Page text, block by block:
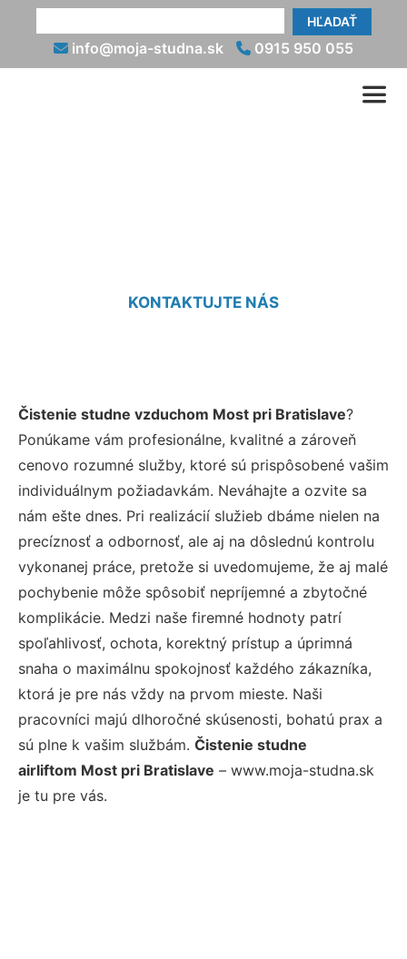
HĽADAŤ
info@moja-studna.sk 0915 950 055
KONTAKTUJTE NÁS
Čistenie studne vzduchom Most pri Bratislave?
Ponúkame vám profesionálne, kvalitné a zároveň
cenovo rozumné služby, ktoré sú prispôsobené vašim
individuálnym požiadavkám. Neváhajte a ozvite sa
nám ešte dnes. Pri realizácií služieb dbáme nielen na
precíznosť a odbornosť, ale aj na dôslednú kontrolu
vykonanej práce, pretože si uvedomujeme, že aj malé
pochybenie môže spôsobiť nepríjemné a zbytočné
komplikácie. Medzi naše firemné hodnoty patrí
spoľahlivosť, ochota, korektný prístup a úprimná
snaha o maximálnu spokojnosť každého zákazníka,
ktorá je pre nás vždy na prvom mieste. Naši
pracovníci majú dlhoročné skúsenosti, bohatú prax a
sú plne k vašim službám. Čistenie studne
airliftom Most pri Bratislave – www.moja-studna.sk
je tu pre vás.